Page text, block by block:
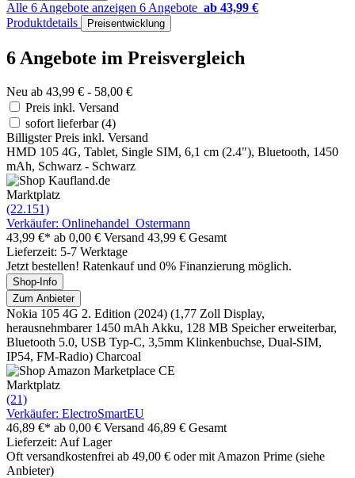
Alle 6 Angebote anzeigen 6 Angebote ab 43,99 €
Produktdetails
Preisentwicklung
6 Angebote im Preisvergleich
Neu ab 43,99 € - 58,00 €
Preis inkl. Versand
sofort lieferbar(4)
Billigster Preis inkl. Versand
HMD 105 4G, Tablet, Single SIM, 6,1 cm (2.4"), Bluetooth, 1450
mAh, Schwarz - Schwarz
Marktplatz
(22.151)
Verkäufer: Onlinehandel_Ostermann
43,99 €* ab 0,00 € Versand 43,99 € Gesamt
Lieferzeit: 5-7 Werktage
Jetzt bestellen! Ratenkauf und 0% Finanzierung möglich.
Shop-Info
Zum Anbieter
Nokia 105 4G 2. Edition (2024) (1,77 Zoll Display,
herausnehmbarer 1450 mAh Akku, 128 MB Speicher erweiterbar,
Bluetooth 5.0, USB Typ-C, 3,5mm Klinkenbuchse, Dual-SIM,
IP54, FM-Radio) Charcoal
Marktplatz
(21)
Verkäufer: ElectroSmartEU
46,89 €* ab 0,00 € Versand 46,89 € Gesamt
Lieferzeit: Auf Lager
Oft versandkostenfrei ab 49,00 € oder mit Amazon Prime (siehe
Anbieter)